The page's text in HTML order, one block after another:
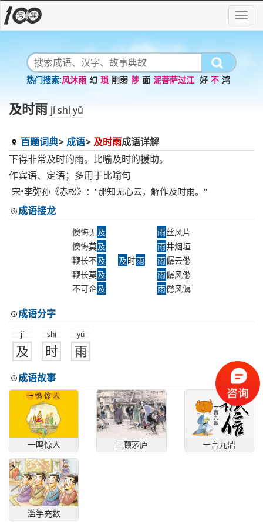
风沐雨 幻 琐 削弱 陟 面 泥菩萨过江 好 不 鸿
及时雨 jí shí yǔ
百题词典 成语 及时雨成语详解
下得非常及时的雨。比喻及时的援助。
作宾语、定语；多用于比喻句
宋•李弥孙《赤松》："那知无心云，解作及时雨。"
成语接龙
懊悔无及
懊悔莫及
鞭长不及
鞭长莫及
不可企及
及时雨
雨丝风片
雨井烟垣
雨僝云僽
雨僝风僽
雨僽风僝
成语分字
jí
及
shí
时
yǔ
雨
成语故事
一鸣惊人 三顾茅庐 一言九鼎
滥竽充数